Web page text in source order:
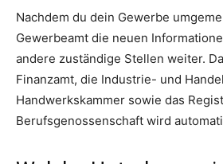
Nachdem du dein Gewerbe
Gewerbeamt die neuen
andere zuständige Stellen weiter.
Finanzamt, die Industrie- und
Handwerkskammer sowie das
Berufsgenossenschaft wird